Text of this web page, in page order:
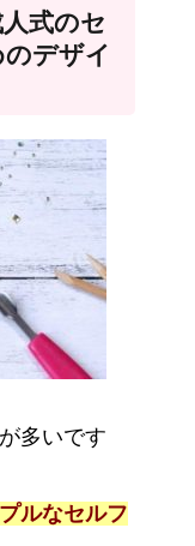
式のセ
デザイ
多いです
ルなセルフ